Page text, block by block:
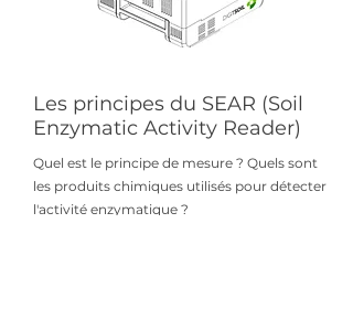
Les principes du SEAR (Soil
Enzymatic Activity Reader)
Quel est le principe de mesure ? Quels sont
les produits chimiques utilisés pour détecter
l'activité enzymatique ?